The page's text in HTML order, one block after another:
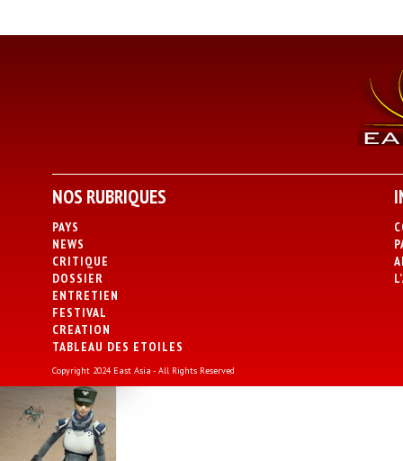
NOS RUBRIQUES
PAYS
NEWS
CRITIQUE
DOSSIER
ENTRETIEN
FESTIVAL
CREATION
TABLEAU DES ETOILES
Copyright 2024 East Asia - All Rights Reserved